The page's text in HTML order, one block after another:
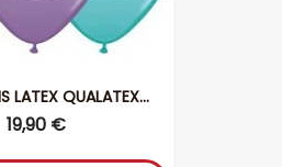
LATEX QUALATEX...
19,90 €